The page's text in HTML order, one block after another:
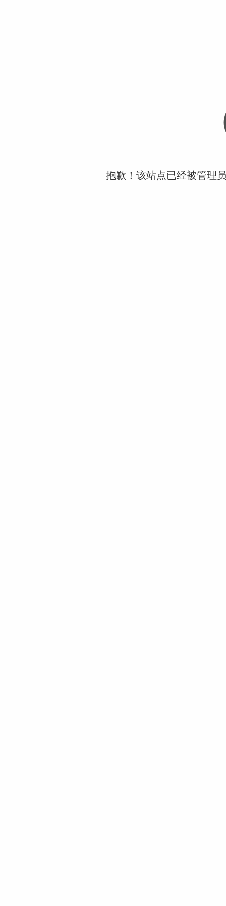
抱歉！该站点已经被管理